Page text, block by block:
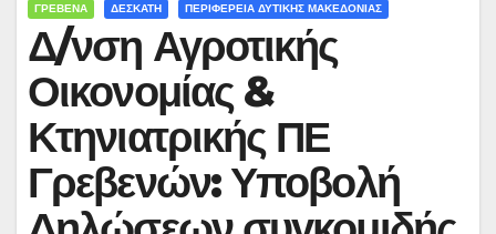
ΓΡΕΒΕΝΑ ΔΕΣΚΑΤΗ ΠΕΡΙΦΕΡΕΙΑ ΔΥΤΙΚΗΣ ΜΑΚΕΔΟΝΙΑΣ
Δ/νση Αγροτικής
Οικονομίας &
Κτηνιατρικής ΠΕ
Γρεβενών: Υποβολή